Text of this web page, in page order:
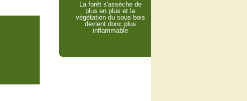
La forêt s'assèche de
plus en plus et la
végétation du sous bois
devient donc plus
inflammable